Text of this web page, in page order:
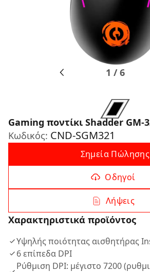
1 /6
Gaming ποντίκι Shadder GM-
Κωδικός: CND-SGM321
Σημεία Πώλησης
Οδηγοί
Λήψεις
Χαρακτηριστικά προϊόντος
Υψηλής ποιότητας αισθητήρας
6 επίπεδα DPI
Ρύθμιση DPI: μέγιστο 7200